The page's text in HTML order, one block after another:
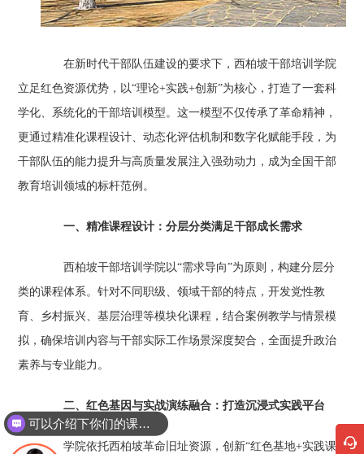
在新时代干部队伍建设的要求下，西柏坡干部培训学院
立足红色资源优势，以“理论+实践+创新”为核心，打造了一套科
学化、系统化的干部培训模型。这一模型不仅传承了革命精神，
更通过精准化课程设计、动态化评估机制和数字化赋能手段，为
干部队伍的能力提升与高质量发展注入强劲动力，成为全国干部
教育培训领域的标杆范例。
一、精准课程设计：分层分类满足干部成长需求
西柏坡干部培训学院以“需求导向”为原则，构建分层分
类的课程体系。针对不同职级、领域干部的特点，开发党性教
育、乡村振兴、基层治理等模块化课程，结合案例教学与情景模
拟，确保培训内容与干部实际工作场景深度契合，全面提升政治
素养与专业能力。
二、红色基因与实战演练融合：打造沉浸式实践平台
学院依托西柏坡革命旧址资源，创新“红色基地+实践课
可以介绍下你们的课程吗？